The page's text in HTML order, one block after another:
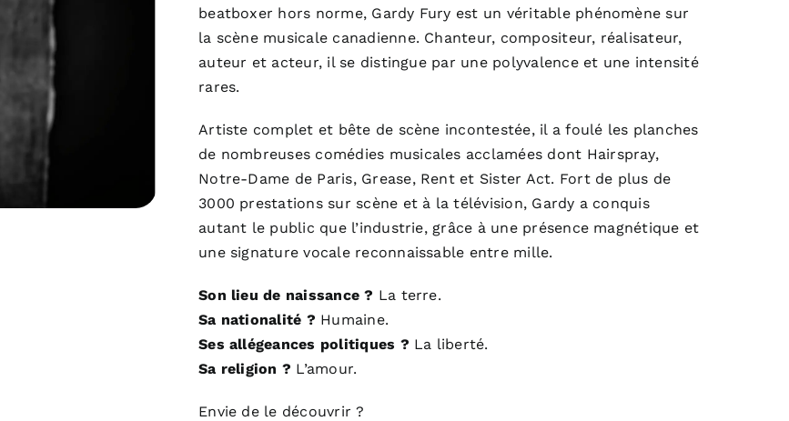
beatboxer hors norme, Gardy Fury est un véritable phénomène sur
la scène musicale canadienne. Chanteur, compositeur, réalisateur,
auteur et acteur, il se distingue par une polyvalence et une intensité
rares.
Artiste complet et bête de scène incontestée, il a foulé les planches
de nombreuses comédies musicales acclamées dont Hairspray,
Notre-Dame de Paris, Grease, Rent et Sister Act. Fort de plus de
3000 prestations sur scène et à la télévision, Gardy a conquis
autant le public que l’industrie, grâce à une présence magnétique et
une signature vocale reconnaissable entre mille.
Son lieu de naissance ? La terre.
Sa nationalité ? Humaine.
Ses allégeances politiques ? La liberté.
Sa religion ? L’amour.
Envie de le découvrir ?